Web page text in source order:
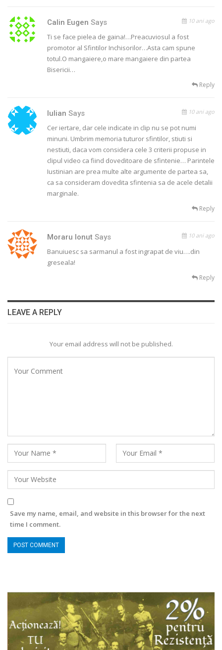
Calin Eugen Says 10 ani ago
Ti se face pielea de gaina!…Preacuviosul a fost
promotor al Sfintilor Inchisorilor…Asta cam spune
totul.O mangaiere,o mare mangaiere din partea
Bisericii…
Reply
Iulian Says 10 ani ago
Cer iertare, dar cele indicate in clip nu se pot numi
minuni. Umbrim memoria tuturor sfintilor, stiuti si
nestiuti, daca vom considera cele 3 criterii propuse in
clipul video ca fiind doveditoare de sfintenie… Parintele
Iustinian are prea multe alte argumente de partea sa,
ca sa consideram dovedita sfintenia sa de acele detalii
marginale.
Reply
Moraru Ionut Says 10 ani ago
Banuiuesc sa sarmanul a fost ingrapat de viu….din
greseala!
Reply
LEAVE A REPLY
Your email address will not be published.
Save my name, email, and website in this browser for the next
time I comment.